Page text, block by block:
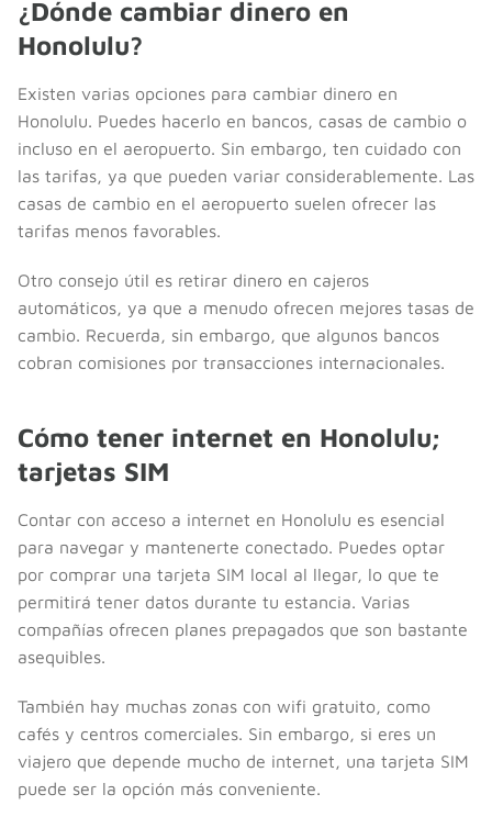
¿Dónde cambiar dinero en
Honolulu?
Existen varias opciones para cambiar dinero en
Honolulu. Puedes hacerlo en bancos, casas de cambio o
incluso en el aeropuerto. Sin embargo, ten cuidado con
las tarifas, ya que pueden variar considerablemente. Las
casas de cambio en el aeropuerto suelen ofrecer las
tarifas menos favorables.
Otro consejo útil es retirar dinero en cajeros
automáticos, ya que a menudo ofrecen mejores tasas de
cambio. Recuerda, sin embargo, que algunos bancos
cobran comisiones por transacciones internacionales.
Cómo tener internet en Honolulu;
tarjetas SIM
Contar con acceso a internet en Honolulu es esencial
para navegar y mantenerte conectado. Puedes optar
por comprar una tarjeta SIM local al llegar, lo que te
permitirá tener datos durante tu estancia. Varias
compañías ofrecen planes prepagados que son bastante
asequibles.
También hay muchas zonas con wifi gratuito, como
cafés y centros comerciales. Sin embargo, si eres un
viajero que depende mucho de internet, una tarjeta SIM
puede ser la opción más conveniente.